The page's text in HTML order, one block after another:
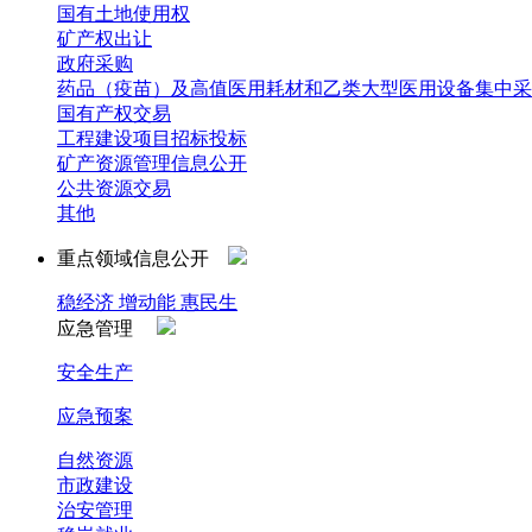
国有土地使用权
矿产权出让
政府采购
药品（疫苗）及高值医用耗材和乙类大型医用设备集中
国有产权交易
工程建设项目招标投标
矿产资源管理信息公开
公共资源交易
其他
重点领域信息公开
稳经济 增动能 惠民生
应急管理
安全生产
应急预案
自然资源
市政建设
治安管理